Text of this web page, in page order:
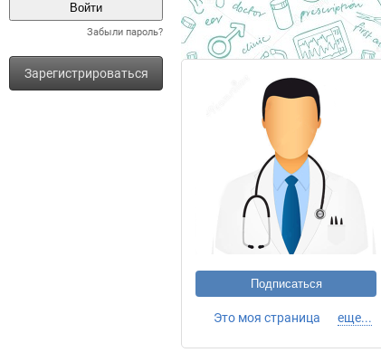
Забыли пароль?
Зарегистрироваться
Подписаться
Это моя страница еще...